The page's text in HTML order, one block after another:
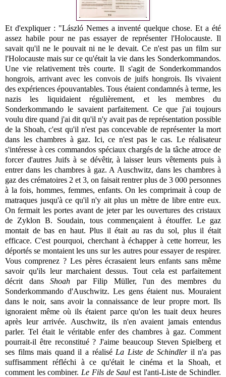
Et d'expliquer : "László Nemes a inventé quelque chose. Et a été
assez habile pour ne pas essayer de représenter l'Holocauste. Il
savait qu'il ne le pouvait ni ne le devait. Ce n'est pas un film sur
l'Holocauste mais sur ce qu'était la vie dans les Sonderkommandos.
Une vie relativement très courte. Il s'agit de Sonderkommandos
hongrois, arrivant avec les convois de juifs hongrois. Ils vivaient
des expériences épouvantables. Tous étaient condamnés à terme, les
nazis les liquidaient régulièrement, et les membres du
Sonderkommando le savaient parfaitement. Ce que j'ai toujours
voulu dire quand j'ai dit qu'il n'y avait pas de représentation possible
de la Shoah, c'est qu'il n'est pas concevable de représenter la mort
dans les chambres à gaz. Ici, ce n'est pas le cas. Le réalisateur
s'intéresse à ces commandos spéciaux chargés de la tâche atroce de
forcer d'autres Juifs à se dévêtir, à laisser leurs vêtements puis à
entrer dans les chambres à gaz. A Auschwitz, dans les chambres à
gaz des crématoires 2 et 3, on faisait rentrer plus de 3 000 personnes
à la fois, hommes, femmes, enfants. On les comprimait à coup de
matraques jusqu'à ce qu'il n'y ait plus un mètre de libre entre eux.
On fermait les portes avant de jeter par les ouvertures des cristaux
de Zyklon B. Soudain, tous commençaient à étouffer. Le gaz
montait de bas en haut. Plus il était au ras du sol, plus il était
efficace. C'est pourquoi, cherchant à échapper à cette horreur, les
déportés se montaient les uns sur les autres pour essayer de respirer.
Vous comprenez ? Les pères écrasaient leurs enfants sans même
savoir qu'ils leur marchaient dessus. Tout cela est parfaitement
décrit dansShoah par Filip Müller, l'un des membres du
Sonderkommando d'Auschwitz. Les gens étaient nus. Mouraient
dans le noir, sans avoir la connaissance de leur propre mort. Ils
ignoraient même où ils étaient parce qu'on les tuait deux heures
après leur arrivée. Auschwitz, ils n'en avaient jamais entendus
parler. Tel était le véritable enfer des chambres à gaz. Comment
pourrait-il être reconstitué ? J'aime beaucoup Steven Spielberg et
ses films mais quand il a réalisé La Liste de Schindleril n'a pas
suffisamment réfléchi à ce qu'était le cinéma et la Shoah, et
comment les combiner. Le Fils de Saul est l'anti-Liste de Schindler.